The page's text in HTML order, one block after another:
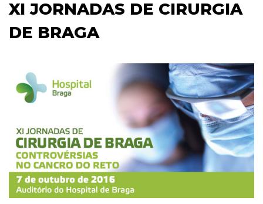
XI JORNADAS DE CIRURGIA
DE BRAGA